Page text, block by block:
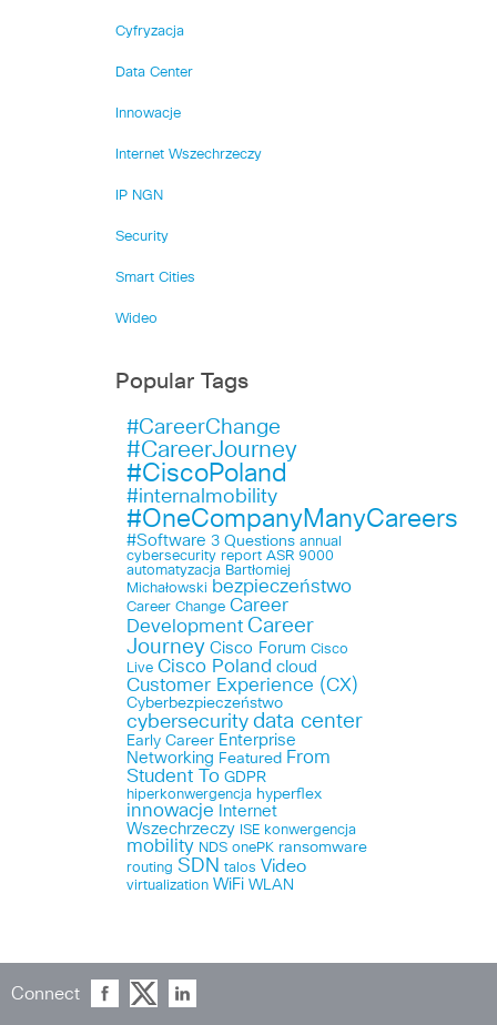
Cyfryzacja
Data Center
Innowacje
Internet Wszechrzeczy
IP NGN
Security
Smart Cities
Wideo
Popular Tags
#CareerChange
#CareerJourney
#CiscoPoland
#internalmobility
#OneCompanyManyCareers
#Software 3 Questions annual
cybersecurity report ASR 9000
automatyzacja Bartłomiej
Michałowski bezpieczeństwo
Career Change Career
Development Career
Journey Cisco Forum Cisco
Live Cisco Poland cloud
Customer Experience (CX)
Cyberbezpieczeństwo
cybersecurity data center
Early Career Enterprise
Networking Featured From
Student To GDPR
hiperkonwergencja hyperflex
innowacje
Internet
Wszechrzeczy ISE konwergencja
mobility NDS onePK ransomware
routing SDN talos Video
virtualization WiFi WLAN
Connect